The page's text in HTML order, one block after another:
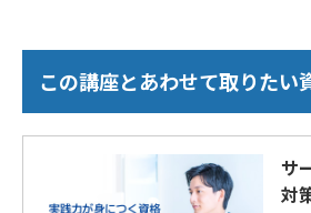
この講座とあわせて取りたい
サ
対